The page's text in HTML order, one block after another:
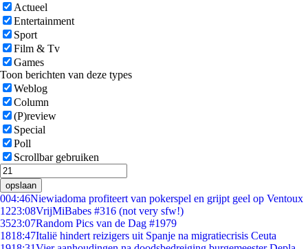
Actueel
Entertainment
Sport
Film & Tv
Games
Toon berichten van deze types
Weblog
Column
(P)review
Special
Poll
Scrollbar gebruiken
opslaan
004:46Niewiadoma profiteert van pokerspel en grijpt geel op Ventoux
1223:08VrijMiBabes #316 (not very sfw!)
3523:07Random Pics van de Dag #1979
1818:47Italië hindert reizigers uit Spanje na migratiecrisis Ceuta